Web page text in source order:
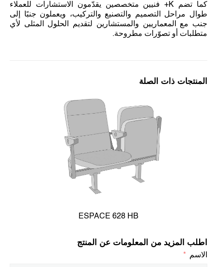
كما تضم K+ فنيين متخصصين يقدّمون الاستشارات للعملاء
طوال مراحل التصميم والتصنيع والتركيب، ويعملون جنبًا إلى
جنب مع المعماريين والمستشارين لتقديم الحلول المثلى لأي
متطلبات أو تصوّرات مطروحة.
المنتجات ذات الصلة
ESPACE 628 HB
اطلب المزيد من المعلومات عن المنتج
الاسم